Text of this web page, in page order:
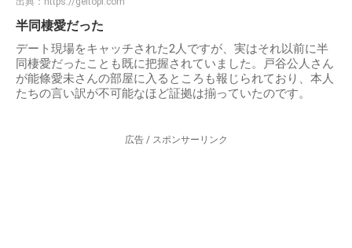
半同棲愛だった
デート現場をキャッチされた2人ですが、実はそれ以前に半
同棲愛だったことも既に把握されていました。戸谷公人さん
が能條愛未さんの部屋に入るところも報じられており、本人
たちの言い訳が不可能なほど証拠は揃っていたのです。
広告 / スポンサーリンク